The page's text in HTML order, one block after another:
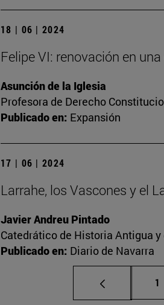
18 | 06 | 2024
Felipe VI: renovación en
Asunción de la Iglesia
Profesora de Derecho
Publicado en: Expansión
17 | 06 | 2024
Larrahe, los Vascones y el
Javier Andreu Pintado
Catedrático de Historia Antigua
Publicado en: Diario de Navarra
1